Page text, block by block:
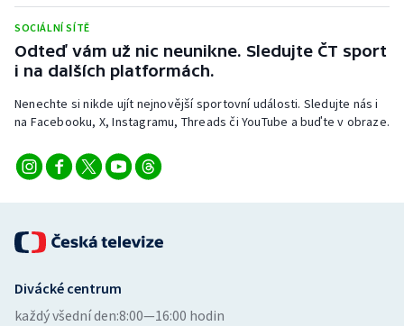
SOCIÁLNÍ SÍTĚ
Odteď vám už nic neunikne. Sledujte ČT sport
i na dalších platformách.
Nenechte si nikde ujít nejnovější sportovní události. Sledujte nás i
na Facebooku, X, Instagramu, Threads či YouTube a buďte v obraze.
Divácké centrum
každý všední den:8:00—16:00 hodin